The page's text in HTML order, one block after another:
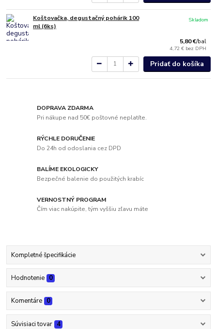
Koštovačka, degustačný pohárik 100
ml (6ks)
5,80 €/bal
4,72 € bez DPH
Skladom
Pridať do košíka
DOPRAVA ZDARMA
Pri nákupe nad 50€ poštovné neplatíte.
RÝCHLE DORUČENIE
Do 24h od odoslania cez DPD
BALÍME EKOLOGICKY
Bezpečné balenie do použitých krabíc
VERNOSTNÝ PROGRAM
Čím viac nakúpite, tým vyššiu zľavu máte
Kompletné špecifikácie
Hodnotenie 0
Komentáre 0
Súvisiaci tovar 4